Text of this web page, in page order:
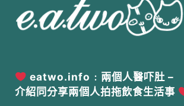
eatwo.info﹕兩個人醫吓肚 –
介紹同分享兩個人拍拖飲食生活事